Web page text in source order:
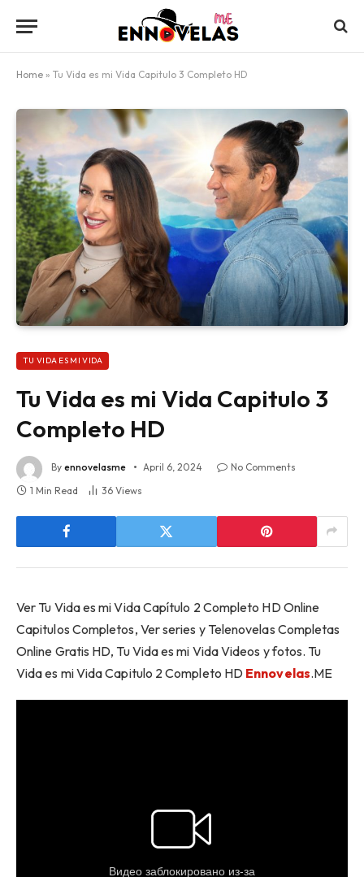
Home » Tu Vida es mi Vida Capitulo 3 Completo HD
TU VIDA ES MI VIDA
Tu Vida es mi Vida Capitulo 3
Completo HD
By ennovelasme April 6, 2024
No Comments
1 Min Read
36 Views
Ver Tu Vida es mi Vida Capítulo 2 Completo HD Online
Capitulos Completos, Ver series y Telenovelas Completas
Online Gratis HD, Tu Vida es mi Vida Videos y fotos. Tu
Vida es mi Vida Capitulo 2 Completo HD Ennovelas.ME